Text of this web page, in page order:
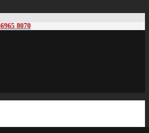
8070